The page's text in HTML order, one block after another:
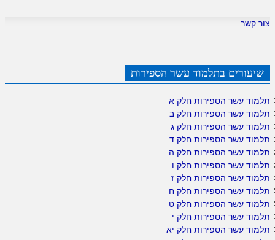
צור קשר
שיעורים בתלמוד עשר הספירות
תלמוד עשר הספירות חלק א
תלמוד עשר הספירות חלק ב
תלמוד עשר הספירות חלק ג
תלמוד עשר הספירות חלק ד
תלמוד עשר הספירות חלק ה
תלמוד עשר הספירות חלק ו
תלמוד עשר הספירות חלק ז
תלמוד עשר הספירות חלק ח
תלמוד עשר הספירות חלק ט
תלמוד עשר הספירות חלק י
תלמוד עשר הספירות חלק יא